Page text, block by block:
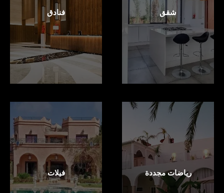
شقق فنادق
رياضات مجددة فيلات